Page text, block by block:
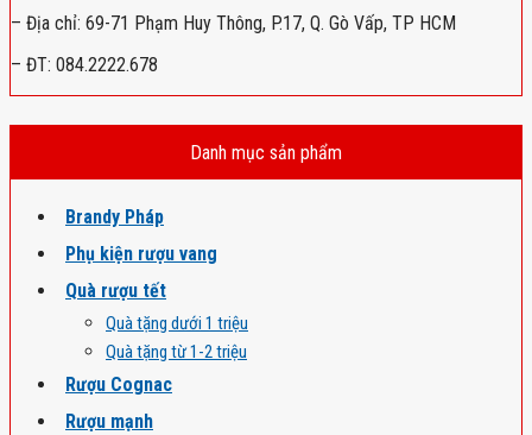
– Địa chỉ: 69-71 Phạm Huy Thông, P.17, Q. Gò Vấp, TP HCM
– ĐT: 084.2222.678
Danh mục sản phẩm
Brandy Pháp
Phụ kiện rượu vang
Quà rượu tết
Quà tặng dưới 1 triệu
Quà tặng từ 1-2 triệu
Rượu Cognac
Rượu mạnh